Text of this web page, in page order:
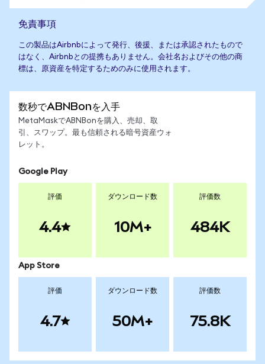
免責事項
この製品はAirbnbによって発行、後援、または承認されたもので
はなく、Airbnbとの提携もありません。会社名およびその他の商
標は、原資産を特定するためのみに使用されます。
数秒でABNBonを入手
MetaMaskでABNBonを購入、売却、取
引、スワップ。最も信頼される暗号資産ウォ
レット。
Google Play
評価
4.4
ダウンロード数
10M+
評価数
484K
App Store
評価
4.7
ダウンロード数
50M+
評価数
75.8K